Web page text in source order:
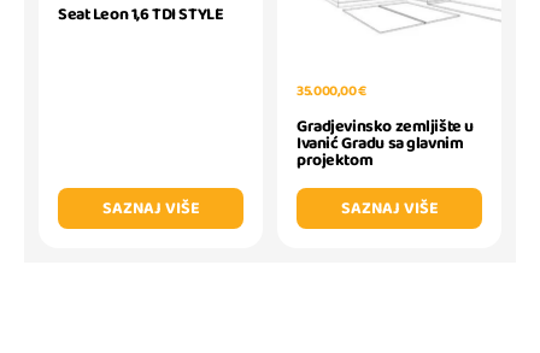
Seat Leon 1,6 TDI STYLE
SAZNAJ VIŠE
35.000,00 €
Gradjevinsko zemljište u
Ivanić Gradu sa glavnim
projektom
SAZNAJ VIŠE